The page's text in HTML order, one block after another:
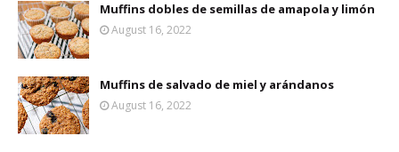
Muffins dobles de semillas de amapola y limón
August 16, 2022
Muffins de salvado de miel y arándanos
August 16, 2022